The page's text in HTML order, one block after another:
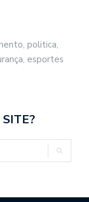
politica,
esportes